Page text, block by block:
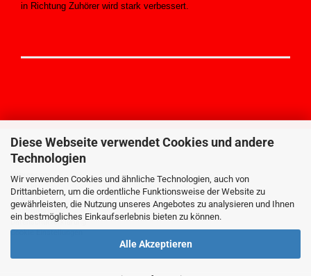
Diese Webseite verwendet Cookies und andere
Technologien
Wir verwenden Cookies und ähnliche Technologien, auch von
Drittanbietern, um die ordentliche Funktionsweise der Website zu
gewährleisten, die Nutzung unseres Angebotes zu analysieren und Ihnen
ein bestmögliches Einkaufserlebnis bieten zu können.
Alle Akzeptieren
in Richtung Zuhörer wird stark verbessert.
MEHR ÜBER...
Impressum
Kontakt
Widerrufsrecht
Datenschutzerklärung
Cookie Einstellungen